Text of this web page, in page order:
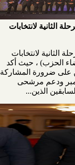
الثانية لانتخابات
لانتخابات
واعضاء الحزب) ، حيث أكد
على ضرورة المشاركة
البرلمانية القادمة يومى ٢٤- ٢٥ نوفمبر ودعم مرشحى
الذين...